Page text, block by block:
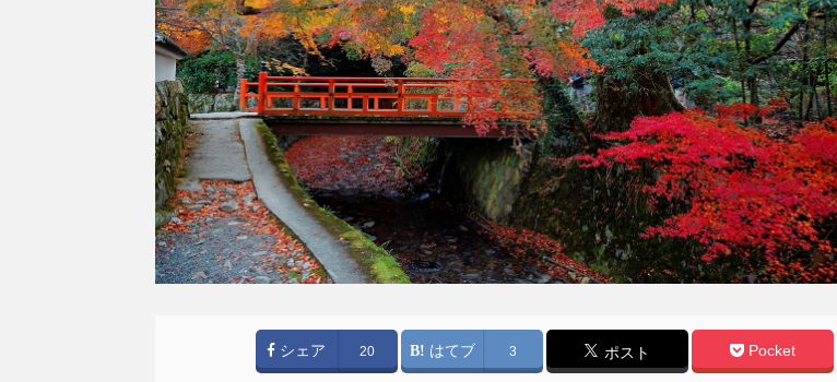
シェア 20 はてブ 3 ポスト Pocket